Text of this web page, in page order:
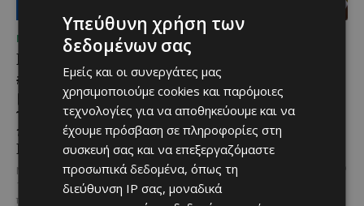
ΜΈΝΟΥΜΕ ΕΝΗΜΕΡΩΜΈΝΟΙ
Lidl Better Living Days
#summer2026: Ένα
μοναδικό ταξίδι ευεξίας,
γεμάτο γεύση, ενέργεια
και χαμόγελα σε όλη την
Κύπρο
Με 6 προορισμούς, πάνω από
1.700 συμμετέχοντες και
περισσότερες από 3.500
Μια βραδιά γεμάτη
παράδοση, μουσική και
κέφι στον Δελίκηπο για
τη γιορτή του
Χρυσοσώτηρος
@menoumekypro Μια βραδιά
γεμάτη παράδοση, μουσική, χορό
και αυθεντικές γεύσεις στον
Δελίκηπο!
Υπεύθυνη χρήση των
δεδομένων σας
Εμείς και οι συνεργάτες μας
χρησιμοποιούμε cookies και παρόμοιες
τεχνολογίες για να αποθηκεύουμε και να
έχουμε πρόσβαση σε πληροφορίες στη
συσκευή σας και να επεξεργαζόμαστε
προσωπικά δεδομένα, όπως τη
διεύθυνση IP σας, μοναδικά